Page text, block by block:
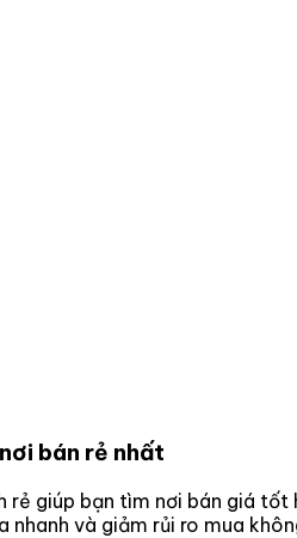
bán rẻ nhất
rẻ giúp bạn tìm nơi bán giá
nhanh và giảm rủi ro mua